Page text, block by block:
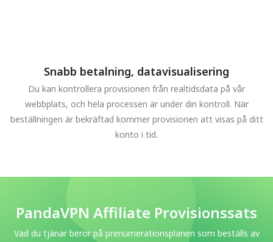
Snabb betalning, datavisualisering
Du kan kontrollera provisionen från realtidsdata på vår
webbplats, och hela processen är under din kontroll. När
beställningen är bekräftad kommer provisionen att visas på ditt
konto i tid.
PandaVPN Affiliate Provisionssats
Vad du tjänar beror på prenumerationsplanen som beställs av